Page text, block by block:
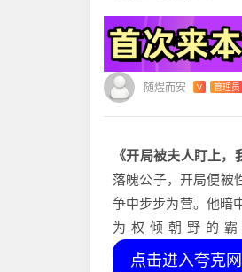
随煜而安 V 管理员
《开局被夫人盯上
落魄公子，开局便被
争中步步为营。他暗
为权倾朝野的
点击进入夸克